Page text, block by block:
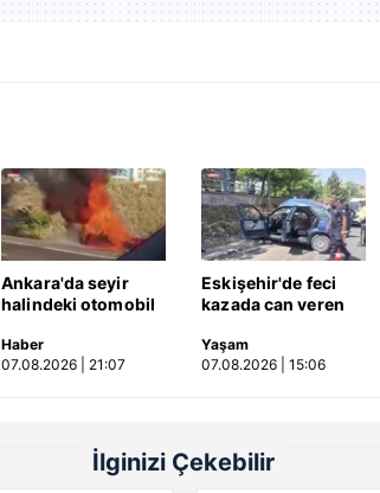
Ankara'da seyir
halindeki otomobil
Haber
07.08.2026 | 21:07
Eskişehir'de feci
kazada can veren
sıkıştığı araçtan
güçlükle çıkarıldı |
Yaşam
07.08.2026 | 15:06
İlginizi Çekebilir